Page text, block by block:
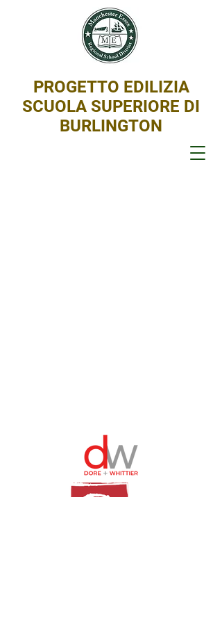
PROGETTO EDILIZIA
SCUOLA SUPERIORE DI
BURLINGTON